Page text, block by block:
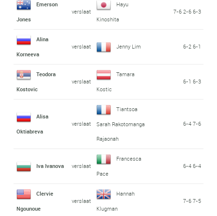
Emerson
Jones
verslaat
Hayu
Kinoshita
7-6 2-6 6-3
Alina
Korneeva
verslaat Jenny Lim 6-2 6-1
Teodora
Kostovic
verslaat
Tamara
Kostic
6-1 6-3
Alisa
Oktiabreva
verslaat
Tiantsoa
Sarah Rakotomanga
Rajaonah
6-4 7-6
Iva Ivanova verslaat
Francesca
Pace
6-4 6-4
Clervie
Ngounoue
verslaat
Hannah
Klugman
7-6 7-5